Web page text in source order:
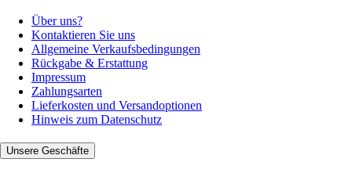
Über uns?
Kontaktieren Sie uns
Allgemeine Verkaufsbedingungen
Rückgabe & Erstattung
Impressum
Zahlungsarten
Lieferkosten und Versandoptionen
Hinweis zum Datenschutz
Unsere Geschäfte